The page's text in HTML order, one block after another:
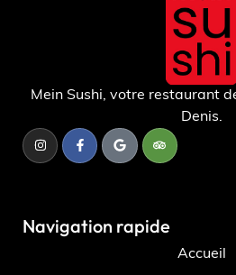
Mein Sushi, votre restaurant
Denis.
Navigation rapide
Accueil